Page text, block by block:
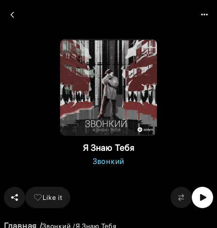
Я Знаю Тебя
Звонкий
Like it
Главная Звонкий Я Знаю Тебя